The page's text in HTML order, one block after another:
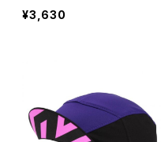
lack
¥3,630